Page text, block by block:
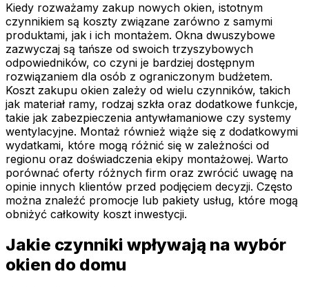
Kiedy rozważamy zakup nowych okien, istotnym
czynnikiem są koszty związane zarówno z samymi
produktami, jak i ich montażem. Okna dwuszybowe
zazwyczaj są tańsze od swoich trzyszybowych
odpowiedników, co czyni je bardziej dostępnym
rozwiązaniem dla osób z ograniczonym budżetem.
Koszt zakupu okien zależy od wielu czynników, takich
jak materiał ramy, rodzaj szkła oraz dodatkowe funkcje,
takie jak zabezpieczenia antywłamaniowe czy systemy
wentylacyjne. Montaż również wiąże się z dodatkowymi
wydatkami, które mogą różnić się w zależności od
regionu oraz doświadczenia ekipy montażowej. Warto
porównać oferty różnych firm oraz zwrócić uwagę na
opinie innych klientów przed podjęciem decyzji. Często
można znaleźć promocje lub pakiety usług, które mogą
obniżyć całkowity koszt inwestycji.
Jakie czynniki wpływają na wybór
okien do domu